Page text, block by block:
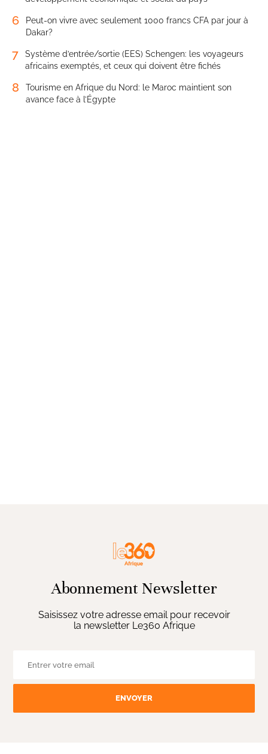
6
Peut-on vivre avec seulement 1000 francs CFA par jour à
Dakar?
7
Système d’entrée/sortie (EES) Schengen: les voyageurs
africains exemptés, et ceux qui doivent être fichés
8
Tourisme en Afrique du Nord: le Maroc maintient son
avance face à l’Égypte
Abonnement Newsletter
Saisissez votre adresse email pour recevoir
la newsletter Le360 Afrique
ENVOYER